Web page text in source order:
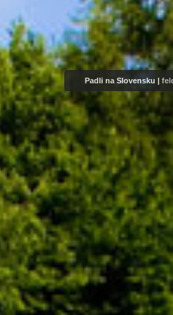
Padli na Slovensku |